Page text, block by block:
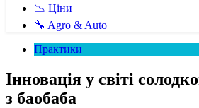
📉 Ціни
🔧 Agro & Auto
Практики
Інновація у світі
з баобаба